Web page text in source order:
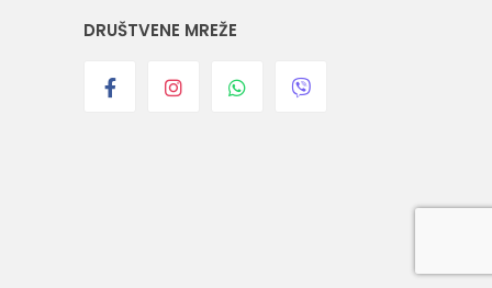
DRUŠTVENE MREŽE